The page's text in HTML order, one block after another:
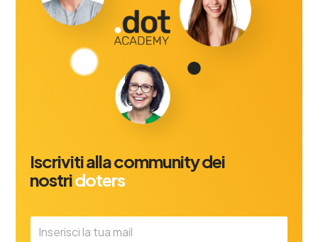
Iscriviti alla community dei
nostridoters